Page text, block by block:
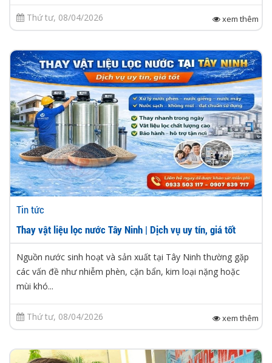
Thứ tư, 08/04/2026 xem thêm
Tin tức
Thay vật liệu lọc nước Tây Ninh | Dịch vụ uy tín, giá tốt
Nguồn nước sinh hoạt và sản xuất tại Tây Ninh thường gặp
các vấn đề như nhiễm phèn, cặn bẩn, kim loại nặng hoặc
mùi khó...
Thứ tư, 08/04/2026 xem thêm